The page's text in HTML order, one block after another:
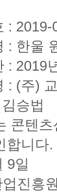
: 2019-
: 한울
: 2019
: (주)
승법
콘텐
합니다.
9일
진흥